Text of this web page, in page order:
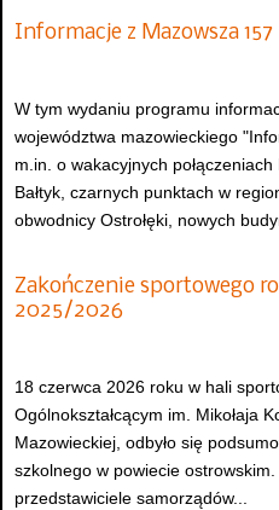
Informacje z Mazowsza 157
W tym wydaniu programu
województwa mazowieckiego
m.in. o wakacyjnych
Bałtyk, czarnych punktach w
obwodnicy Ostrołęki, nowych
Zakończenie sportowego
2025/2026
18 czerwca 2026 roku w hali
Ogólnokształcącym im. Mikołaja
Mazowieckiej, odbyło się
szkolnego w powiecie
przedstawiciele samorządów...